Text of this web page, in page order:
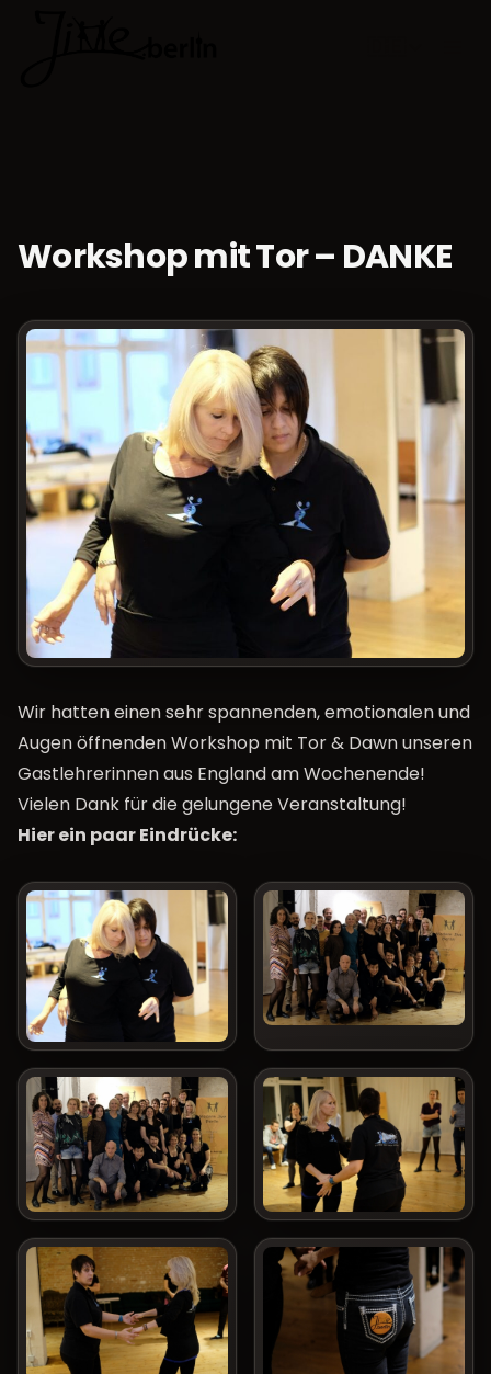
Workshop mit Tor – DANKE
Wir hatten einen sehr spannenden, emotionalen und
Augen öffnenden Workshop mit Tor & Dawn unseren
Gastlehrerinnen aus England am Wochenende!
Vielen Dank für die gelungene Veranstaltung!
Hier ein paar Eindrücke: